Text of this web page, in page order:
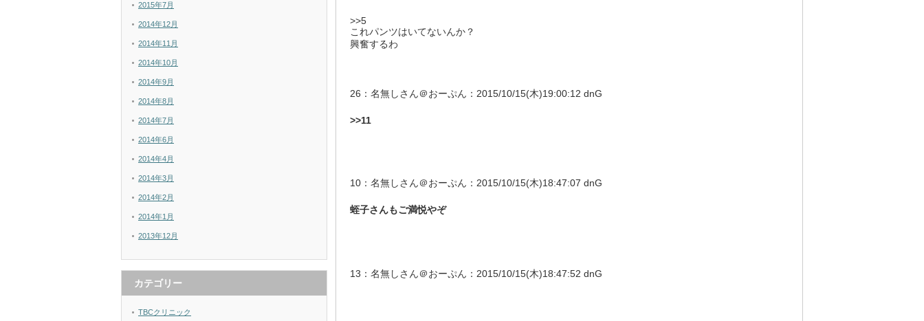
>>5
これパンツはいてないんか？
興奮するわ
26：名無しさん＠おーぷん：2015/10/15(木)19:00:12 dnG
>>11
10：名無しさん＠おーぷん：2015/10/15(木)18:47:07 dnG
蛭子さんもご満悦やぞ
13：名無しさん＠おーぷん：2015/10/15(木)18:47:52 dnG
2015年7月
2014年12月
2014年11月
2014年10月
2014年9月
2014年8月
2014年7月
2014年6月
2014年4月
2014年3月
2014年2月
2014年1月
2013年12月
カテゴリー
TBCクリニック